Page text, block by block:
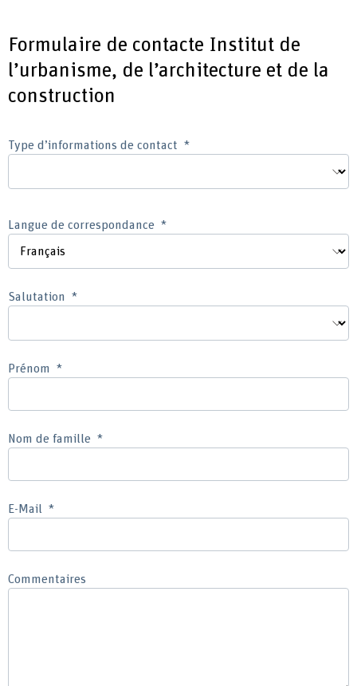
Formulaire de contacte Institut de
l’urbanisme, de l’architecture et de la
construction
Type d’informations de contact
Langue de correspondance
Salutation
Prénom
Nom de famille
E-Mail
Commentaires